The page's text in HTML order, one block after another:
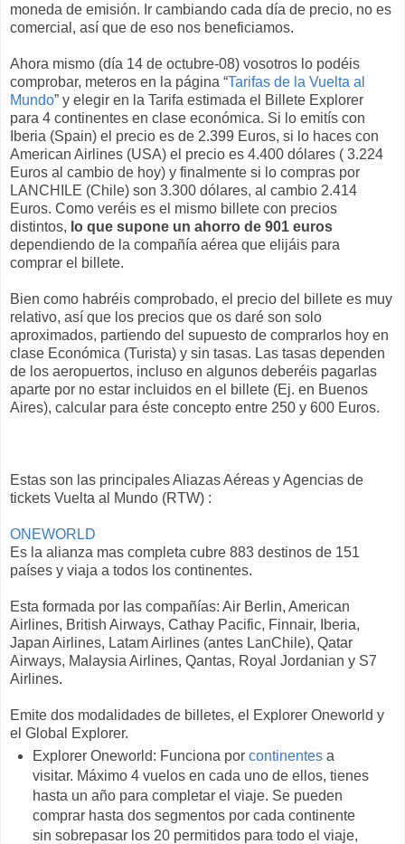
moneda de emisión. Ir cambiando cada día de precio, no es
comercial, así que de eso nos beneficiamos.
Ahora mismo (día 14 de octubre-08) vosotros lo podéis
comprobar, meteros en la página “Tarifas de la Vuelta al
Mundo” y elegir en la Tarifa estimada el Billete Explorer
para 4 continentes en clase económica. Si lo emitís con
Iberia (Spain) el precio es de 2.399 Euros, si lo haces con
American Airlines (USA) el precio es 4.400 dólares ( 3.224
Euros al cambio de hoy) y finalmente si lo compras por
LANCHILE (Chile) son 3.300 dólares, al cambio 2.414
Euros. Como veréis es el mismo billete con precios
distintos, lo que supone un ahorro de 901 euros
dependiendo de la compañía aérea que elijáis para
comprar el billete.
Bien como habréis comprobado, el precio del billete es muy
relativo, así que los precios que os daré son solo
aproximados, partiendo del supuesto de comprarlos hoy en
clase Económica (Turista) y sin tasas. Las tasas dependen
de los aeropuertos, incluso en algunos deberéis pagarlas
aparte por no estar incluidos en el billete (Ej. en Buenos
Aires), calcular para éste concepto entre 250 y 600 Euros.
Estas son las principales Aliazas Aéreas y Agencias de
tickets Vuelta al Mundo (RTW) :
ONEWORLD
Es la alianza mas completa cubre 883 destinos de 151
países y viaja a todos los continentes.
Esta formada por las compañías: Air Berlin, American
Airlines, British Airways, Cathay Pacific, Finnair, Iberia,
Japan Airlines, Latam Airlines (antes LanChile), Qatar
Airways, Malaysia Airlines, Qantas, Royal Jordanian y S7
Airlines.
Emite dos modalidades de billetes, el Explorer Oneworld y
el Global Explorer.
Explorer Oneworld: Funciona por continentesa
visitar. Máximo 4 vuelos en cada uno de ellos, tienes
hasta un año para completar el viaje. Se pueden
comprar hasta dos segmentos por cada continente
sin sobrepasar los 20 permitidos para todo el viaje,